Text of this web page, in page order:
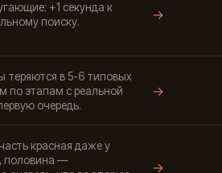
+1 секунда к
поиску.
→
теряются в 5-6 типовых
по этапам с реальной
очередь.
→
красная даже у
половина —
→